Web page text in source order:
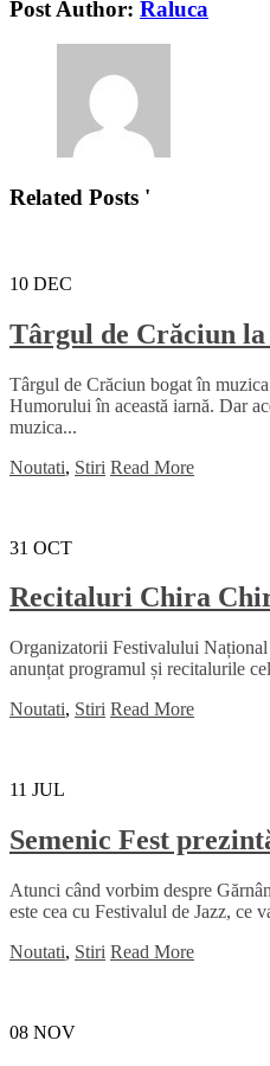
Post Author: Raluca
Related Posts '
10 DEC
Târgul de Crăciun
Târgul de Crăciun bogat în
Humorului în această iarnă. Dar
muzica...
Noutati, Stiri Read More
31 OCT
Recitaluri Chira
Organizatorii Festivalului
anunțat programul și recitalurile
Noutati, Stiri Read More
11 JUL
Semenic Fest
Atunci când vorbim despre
este cea cu Festivalul de Jazz, ce
Noutati, Stiri Read More
08 NOV